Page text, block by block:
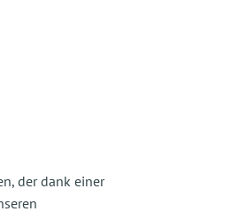
der dank einer